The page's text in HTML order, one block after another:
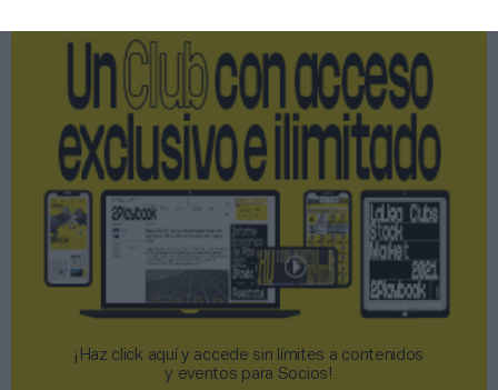
¡Haz click aquí y accede sin límites a contenidos
y eventos para Socios!​​​​​​​